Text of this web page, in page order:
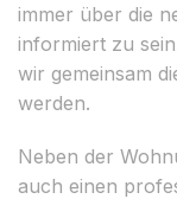
immer über die
informiert zu
wir gemeinsam
werden.
Neben der
auch einen